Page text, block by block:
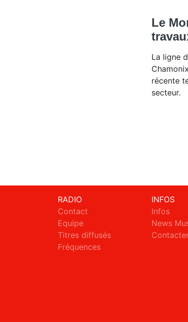
Le
La ligne
récente
secteur.
RADIO
Contact
Equipe
Titres diffusés
Fréquences
INFOS
Infos
News